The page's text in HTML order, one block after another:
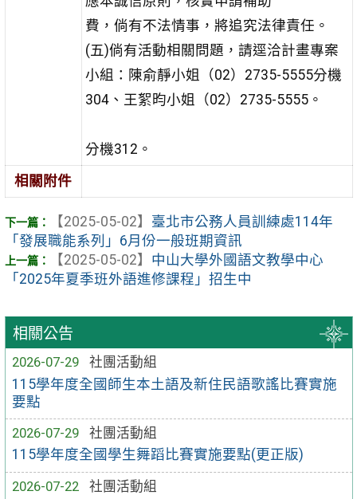
相關公告
2026-07-29
社團活動組
115學年度全國師生本土語及新住民語歌謠比賽實施
要點
2026-07-29
社團活動組
115學年度全國學生舞蹈比賽實施要點(更正版)
2026-07-22
社團活動組
費，倘有不法情事，將追究法律責任。
(五)倘有活動相關問題，請逕洽計畫專案
小組：陳俞靜小姐
（02）2735-5555分機
304、王絮昀小姐（02）2735-5555。
分機312。
相關附件
【2025-05-02】 臺北市公務人員訓練處114年
「發展職能系列」6月份一般班期資訊
【2025-05-02】 中山大學外國語文教學中心
「2025年夏季班外語進修課程」招生中